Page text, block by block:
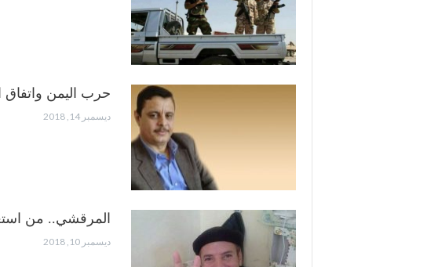
حرب اليمن واتفاق
ديسمبر 14, 2018
المرقشي.. من
ديسمبر 10, 2018